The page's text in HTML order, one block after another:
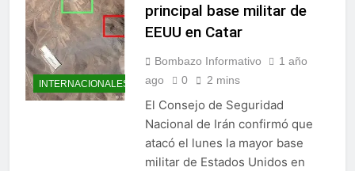
INTERNACIONALES
principal base militar de
EEUU en Catar
Bombazo Informativo
1 año
ago
0 2 mins
El Consejo de Seguridad
Nacional de Irán confirmó que
atacó el lunes la mayor base
militar de Estados Unidos en